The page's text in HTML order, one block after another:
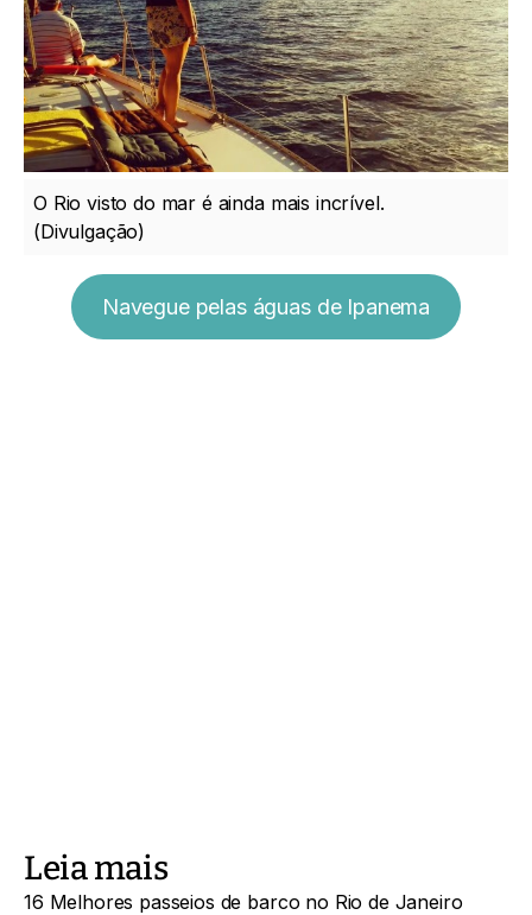
O Rio visto do mar é ainda mais incrível.
(Divulgação)
Navegue pelas águas de Ipanema
Leia mais
16 Melhores passeios de barco no Rio de Janeiro